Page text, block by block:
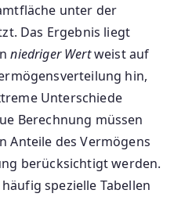
unter der
Das Ergebnis liegt
niedriger Wertweist auf
hin,
Unterschiede
Berechnung müssen
Anteile des Vermögens
berücksichtigt werden.
spezielle Tabellen